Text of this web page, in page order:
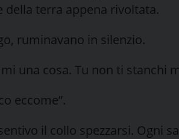
della terra appena rivoltata.
ruminavano in silenzio.
una cosa. Tu non ti stanchi
eccome”.
il collo spezzarsi. Ogni